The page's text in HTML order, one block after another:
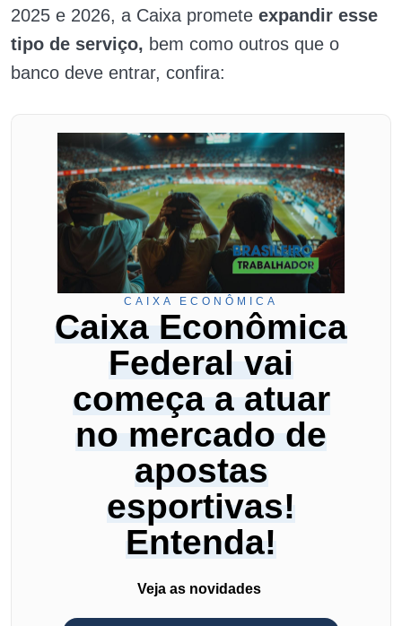
2025 e 2026, a Caixa promete expandir esse
tipo de serviço, bem como outros que o
banco deve entrar, confira:
CAIXA ECONÔMICA
Caixa Econômica
Federal vai
começa a atuar
no mercado de
apostas
esportivas!
Entenda!
Veja as novidades